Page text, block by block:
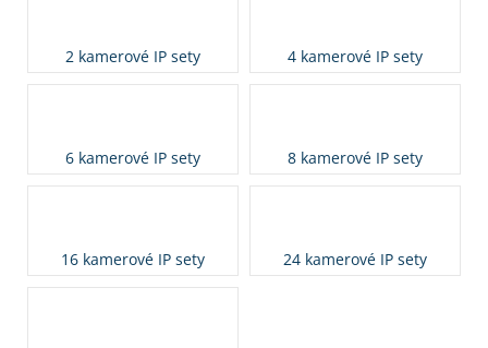
2 kamerové IP sety 4 kamerové IP sety
6 kamerové IP sety 8 kamerové IP sety
16 kamerové IP sety 24 kamerové IP sety
j
s
HĽADAŤ